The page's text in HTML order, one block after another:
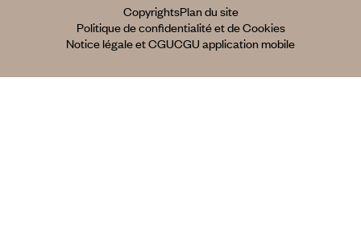
CopyrightsPlan du site
Politique de confidentialité et de Cookies
Notice légale et CGUCGU application mobile